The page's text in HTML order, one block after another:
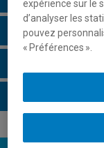
Horaire - Été
expérience sur le
d’analyser les
pouvez
« Préférences ».